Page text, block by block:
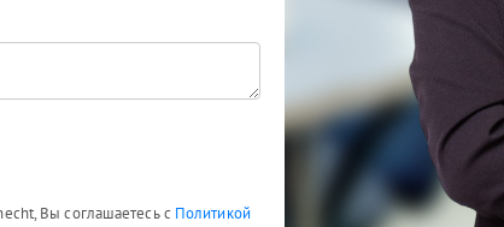
Вы соглашаетесь с Политикой